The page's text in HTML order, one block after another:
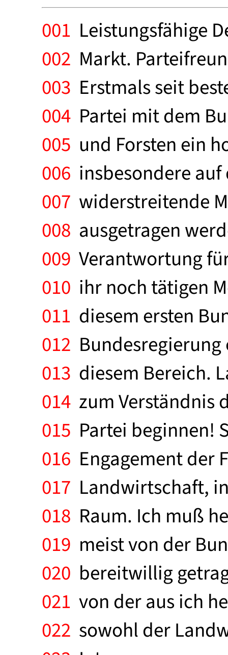
001 Leistungsfähige
002 Markt.
003 Erstmals seit
004 Partei mit dem
005 und Forsten ein
006 insbesondere
007 widerstreitende
008 ausgetragen
009 Verantwortung
010 ihr noch tätigen
011 diesem ersten
012
013 diesem Bereich.
014 zum Verständnis
015 Partei beginnen!
016 Engagement der
017 Landwirtschaft,
018 Raum. Ich muß
019 meist von der
020 bereitwillig
021 von der aus ich
022 sowohl der